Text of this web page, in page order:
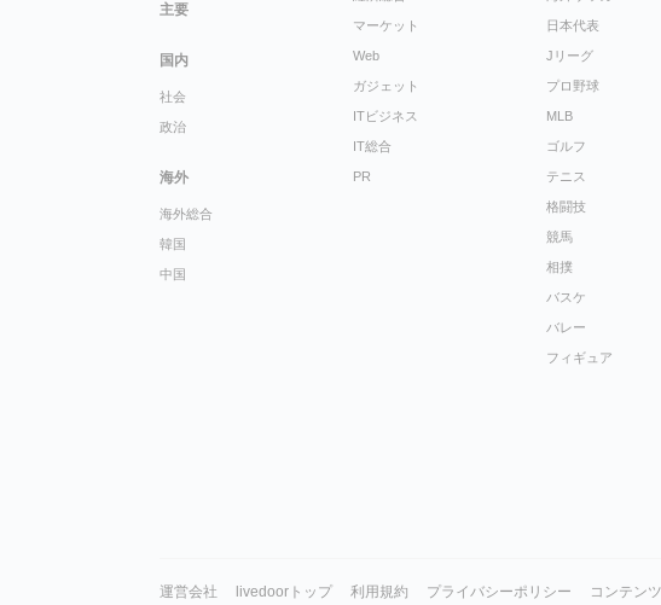
主要
国内
社会
政治
海外
海外総合
韓国
中国
マーケット
Web
ガジェット
ITビジネス
IT総合
PR
日本代表
Jリーグ
プロ野球
MLB
ゴルフ
テニス
格闘技
競馬
相撲
バスケ
バレー
フィギュア
運営会社 livedoorトップ 利用規約 プライバシーポリシー コンテン